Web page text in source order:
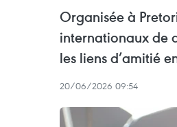
Organisée à
internationaux de
les liens d’amitié
20/06/2026 09:54